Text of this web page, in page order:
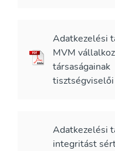
Adatkezelési
MVM
társaságainak
Adatkezelési
integritást